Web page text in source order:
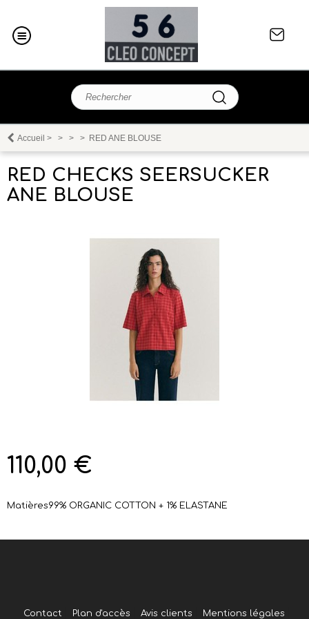
Accueil > > > > RED ANE BLOUSE
RED CHECKS SEERSUCKER
ANE BLOUSE
110,00 €
Matières99% ORGANIC COTTON + 1% ELASTANE
Contact Plan d'accès Avis clients Mentions légales